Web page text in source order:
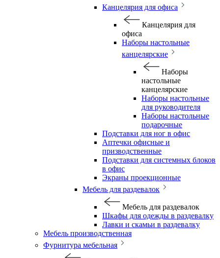
Канцелярия для офиса
Канцелярия для
офиса
Наборы настольные
канцелярские
Наборы
настольные
канцелярские
Наборы настольные
для руководителя
Наборы настольные
подарочные
Подставки для ног в офис
Аптечки офисные и
призводственные
Подставки для системных блоков
в офис
Экраны проекционные
Мебель для раздевалок
Мебель для раздевалок
Шкафы для одежды в раздевалку
Лавки и скамьи в раздевалку
Мебель производственная
Фурнитура мебельная